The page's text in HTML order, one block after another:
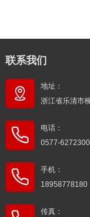
联系我们
地址：
浙江省乐清市
电话：
0577-
手机：
传真：